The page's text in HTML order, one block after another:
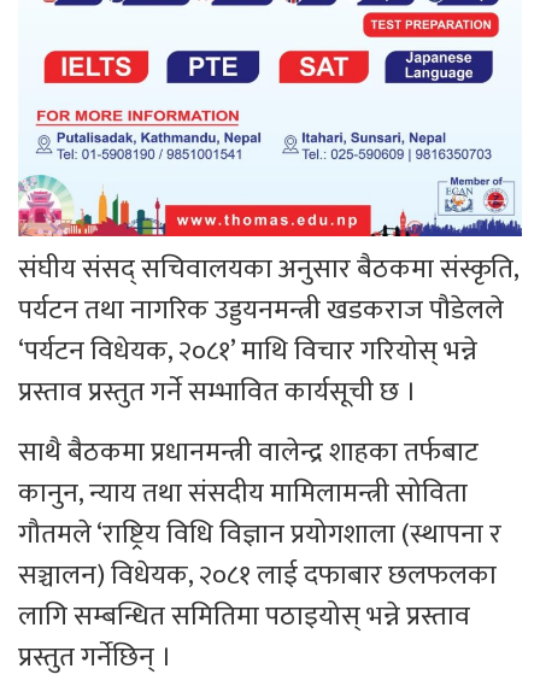
संघीय संसद् सचिवालयका अनुसार बैठकमा संस्कृति,
पर्यटन तथा नागरिक उड्डयनमन्त्री खडकराज पौडेलले
‘पर्यटन विधेयक, २०८१’ माथि विचार गरियोस् भन्ने
प्रस्ताव प्रस्तुत गर्ने सम्भावित कार्यसूची छ ।
साथै बैठकमा प्रधानमन्त्री वालेन्द्र शाहका तर्फबाट
कानुन, न्याय तथा संसदीय मामिलामन्त्री सोविता
गौतमले ‘राष्ट्रिय विधि विज्ञान प्रयोगशाला (स्थापना र
सञ्चालन) विधेयक, २०८१ लाई दफाबार छलफलका
लागि सम्बन्धित समितिमा पठाइयोस् भन्ने प्रस्ताव
प्रस्तुत गर्नेछिन् ।